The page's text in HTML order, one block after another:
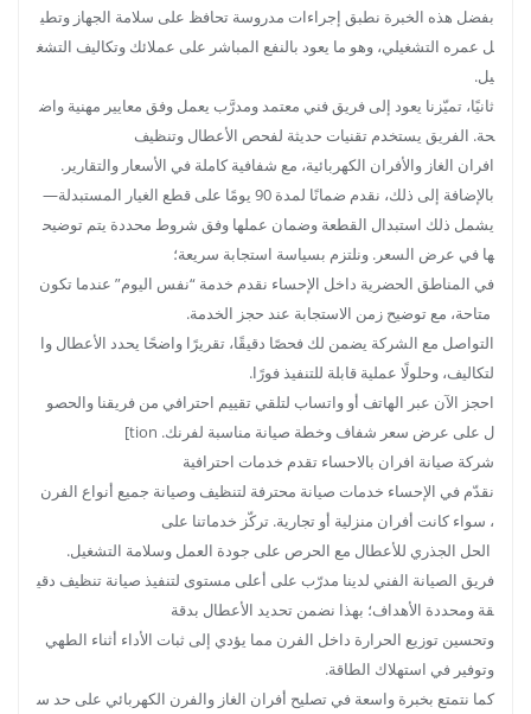
بفضل هذه الخبرة نطبق إجراءات مدروسة تحافظ على سلامة الجهاز وتطي
ل عمره التشغيلي، وهو ما يعود بالنفع المباشر على عملائك وتكاليف التشغ
يل.
ثانيًا، تميّزنا يعود إلى فريق فني معتمد ومدرَّب يعمل وفق معايير مهنية واض
حة. الفريق يستخدم تقنيات حديثة لفحص الأعطال وتنظيف
افران الغاز والأفران الكهربائية، مع شفافية كاملة في الأسعار والتقارير.
بالإضافة إلى ذلك، نقدم ضمانًا لمدة 90 يومًا على قطع الغيار المستبدلة—
يشمل ذلك استبدال القطعة وضمان عملها وفق شروط محددة يتم توضيح
ها في عرض السعر. ونلتزم بسياسة استجابة سريعة؛
في المناطق الحضرية داخل الإحساء نقدم خدمة “نفس اليوم” عندما تكون
متاحة، مع توضيح زمن الاستجابة عند حجز الخدمة.
التواصل مع الشركة يضمن لك فحصًا دقيقًا، تقريرًا واضحًا يحدد الأعطال وا
لتكاليف، وحلولًا عملية قابلة للتنفيذ فورًا.
احجز الآن عبر الهاتف أو واتساب لتلقي تقييم احترافي من فريقنا والحصو
ل على عرض سعر شفاف وخطة صيانة مناسبة لفرنك. tion]
شركة صيانة افران بالاحساء تقدم خدمات احترافية
نقدّم في الإحساء خدمات صيانة محترفة لتنظيف وصيانة جميع أنواع الفرن
، سواء كانت أفران منزلية أو تجارية. تركّز خدماتنا على
الحل الجذري للأعطال مع الحرص على جودة العمل وسلامة التشغيل.
فريق الصيانة الفني لدينا مدرّب على أعلى مستوى لتنفيذ صيانة تنظيف دقي
قة ومحددة الأهداف؛ بهذا نضمن تحديد الأعطال بدقة
وتحسين توزيع الحرارة داخل الفرن مما يؤدي إلى ثبات الأداء أثناء الطهي
وتوفير في استهلاك الطاقة.
كما نتمتع بخبرة واسعة في تصليح أفران الغاز والفرن الكهربائي على حد س